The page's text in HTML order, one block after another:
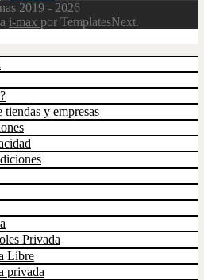
2019 - 2026
i-max por TemplatesNext.
tiendas y empresas
Privada
Libre
privada